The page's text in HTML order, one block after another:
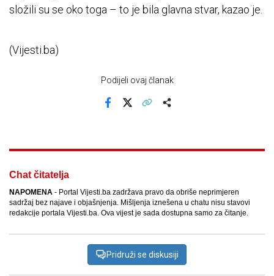
složili su se oko toga – to je bila glavna stvar, kazao je.
(Vijesti.ba)
Podijeli ovaj članak
Chat čitatelja
NAPOMENA - Portal Vijesti.ba zadržava pravo da obriše neprimjeren
sadržaj bez najave i objašnjenja. Mišljenja iznešena u chatu nisu stavovi
redakcije portala Vijesti.ba. Ova vijest je sada dostupna samo za čitanje.
Pridruži se diskusiji